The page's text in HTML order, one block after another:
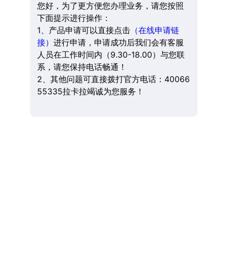
您好，为了更方便您办理业务，请您按照
下面提示进行操作：
1、产品申请可以直接点击（在线申请链
接） 进行申请，申请成功后我们会有客服
人员在工作时间内（9.30-18.00）与您联
系，请您保持电话畅通！
2、其他问题可直接拨打官方电话：40066
55335拉卡拉竭诚为您服务！